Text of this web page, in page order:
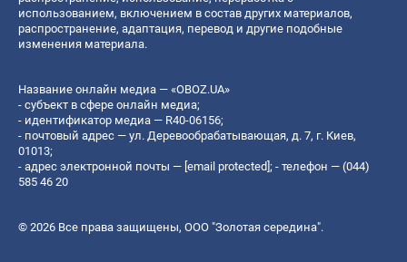
использованием, включением в состав других материалов,
распространение, адаптация, перевод и другие подобные
изменения материала.
Название онлайн медиа — «OBOZ.UA»
- субъект в сфере онлайн медиа;
- идентификатор медиа — R40-06156;
- почтовый адрес — ул. Деревообрабатывающая, д. 7, г. Киев,
01013;
- адрес электронной почты — [email protected] ; - телефон — (044)
585 46 20
© 2026 Все права защищены, ООО "Золотая середина".